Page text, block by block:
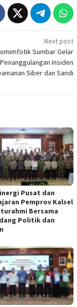
Next post
Sumbar Gelar
Insiden
Siber dan Sandi
Pusat dan
Pemprov Kalsel
Bersama
Politik dan